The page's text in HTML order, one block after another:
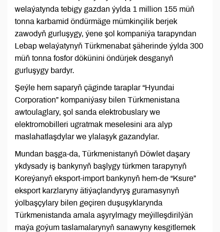
welaýatynda tebigy gazdan ýylda 1 million 155 müň
tonna karbamid öndürmäge mümkinçilik berjek
zawodyň gurluşygy, ýene şol kompaniýa tarapyndan
Lebap welaýatynyň Türkmenabat şäherinde ýylda 300
müň tonna fosfor dökünini öndürjek desganyň
gurluşygy bardyr.
Şeýle hem saparyň çäginde taraplar “Hyundai
Corporation” kompaniýasy bilen Türkmenistana
awtoulaglary, şol sanda elektrobuslary we
elektromobilleri ugratmak meselesini ara alyp
maslahatlaşdylar we ylalaşyk gazandylar.
Mundan başga-da, Türkmenistanyň Döwlet daşary
ykdysady iş bankynyň başlygy türkmen tarapynyň
Koreýanyň eksport-import bankynyň hem-de “Ksure”
eksport karzlaryny ätiýaçlandyryş guramasynyň
ýolbaşçylary bilen geçiren duşuşyklarynda
Türkmenistanda amala aşyrylmagy meýilleşdirilýän
maýa goýum taslamalarynyň sanawyny kesgitlemek